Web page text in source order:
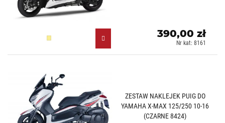
Złoty (O)
390,00 zł
Nr kat: 8161
ZESTAW NAKLEJEK PUIG DO
YAMAHA X-MAX 125/250 10-16
(CZARNE 8424)